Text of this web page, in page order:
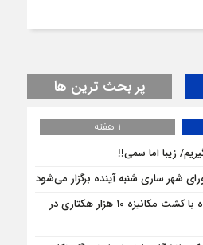
پر بحث ترین ها
1 هفته
زیبا اما سمی!!
شهر ساری شنبه آینده برگزار می‌شود
فعالیت 2 بانک نشاء همراه با کشت مکانیزه 10 هزار هکتاری در